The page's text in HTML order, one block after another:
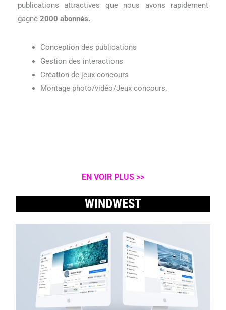
publications attractives que nous avons rapidement
gagné 2000 abonnés.
Conception des publications
Gestion des interactions
Création de jeux concours
Montage photo/vidéo/Jeux concours.
EN VOIR PLUS >>
WINDWEST